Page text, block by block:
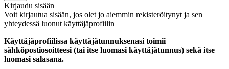
Kirjaudu sisään
Voit kirjautua sisään, jos olet jo aiemmin rekisteröitynyt ja sen
yhteydessä luonut käyttäjäprofiilin
Käyttäjäprofiilissa käyttäjätunnuksenasi toimii
sähköpostiosoitteesi (tai itse luomasi käyttäjätunnus) sekä itse
luomasi salasana.